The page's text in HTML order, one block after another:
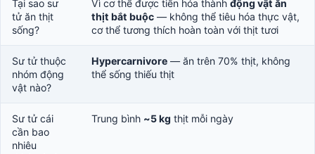
Tại sao sư
tử ăn thịt
sống?
Vì cơ thể được tiến hóa thành động vật ăn
thịt bắt buộc — không thể tiêu hóa thực vật,
cơ thể tương thích hoàn toàn với thịt tươi
Sư tử thuộc
nhóm động
vật nào?
Hypercarnivore — ăn trên 70% thịt, không
thể sống thiếu thịt
Sư tử cái
cần bao
nhiêu
Trung bình ~5 kg thịt mỗi ngày